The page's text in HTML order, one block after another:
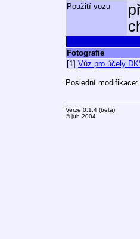
Použití vozu
Fotografie
[1] Vůz pro účely
Poslední
Verze 0.1.4 (beta)
© jub 2004